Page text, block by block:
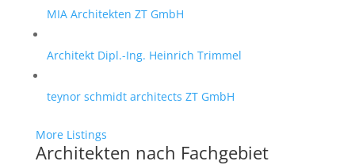
MIA Architekten ZT GmbH
Architekt Dipl.-Ing. Heinrich Trimmel
teynor schmidt architects ZT GmbH
More Listings
Architekten nach Fachgebiet